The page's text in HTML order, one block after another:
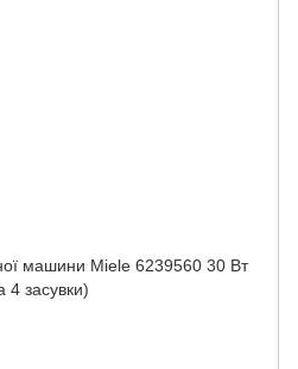
машини Miele 6239560 30 Вт
4 засувки)